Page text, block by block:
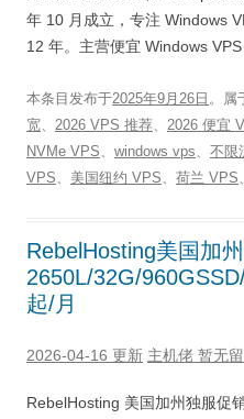
年 10 月成立，专注 Windows
12 年。主营便宜 Windows
本条目发布于2025年9月26日 。属
宽、 2026 VPS 推荐、 2026 便宜
NVMe VPS、 windows vps、 不限
VPS、 美国纽约 VPS、 荷兰 VPS、
RebelHosting美国加
2650L/32G/
起/月
2026-04-16 更新 主机佬 暂无
RebelHosting 美国加州独服促